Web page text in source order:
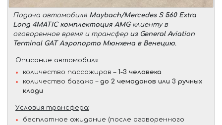
Подача автомобиля Maybach/Mercedes S 560 Extra
Long 4MATIC комплектация AMGклиенту в
оговоренное время и трансфер из General Aviation
Terminal GAT Аэропорта Мюнхена в Венецию.
Описание автомобиля:
количество пассажиров – 1-3 человека
количество багажа – до 2 чемоданов или 3 ручных
клади
Условия трансфера:
бесплатное ожидание (после оговоренного